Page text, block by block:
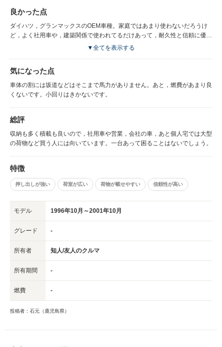
良かった点
ダイハツ，グランマックスのOEM車種。家庭ではあまり使わないだろうけ
ど，よく社用車や，建築関係で使われてるだけあって，耐久性と信頼に優れ
ています。荷物の積載はもちろん，よく走 るし，丁寧に乗ればながーく乗
▼全てを表示する
気になった点
車体の割には坂道などはそこまで馬力がありません。あと，燃費があまり良
くないです。小回りはきかないです。
総評
収納も多く積載も良いので，社用車や営業，会社の車，あと個人宅では大型
の荷物など買う人には向いています。一台あって困ることはないでしょう。
特徴
押し出しが強い 荷室が広い 荷物が載せやすい 信頼性が高い
モデル 1996年10月～2001年10月
グレード -
所有者 知人/友人のクルマ
所有期間 -
燃費 -
投稿者：石元（鹿児島県）